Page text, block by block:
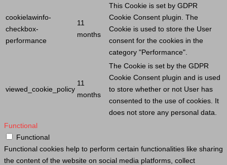
cookielawinfo-
checkbox-
performance
11
months
This Cookie is set by GDPR
Cookie Consent plugin. The
Cookie is used to store the User
consent for the cookies in the
category "Performance".
viewed_cookie_policy
11
months
The Cookie is set by the GDPR
Cookie Consent plugin and is used
to store whether or not User has
consented to the use of cookies. It
does not store any personal data.
Functional
Functional
Functional cookies help to perform certain functionalities like sharing
the content of the website on social media platforms, collect